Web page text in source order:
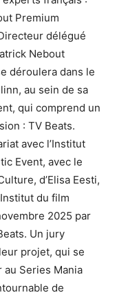
Premium
délégué
Nebout
déroulera dans le
au sein de sa
qui comprend un
: TV Beats.
avec l’Institut
Event, avec le
d’Elisa Eesti,
du film
2025 par
Un jury
projet, qui se
Series Mania
de